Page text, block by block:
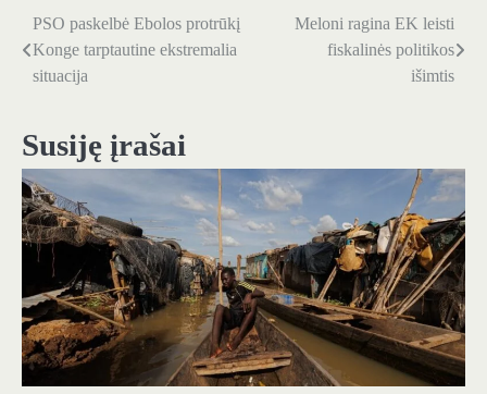
Navigacija
tarp
PSO paskelbė Ebolos protrūkį
Konge tarptautine ekstremalia
situacija
Meloni ragina EK leisti
fiskalinės politikos
išimtis
Susiję įrašai